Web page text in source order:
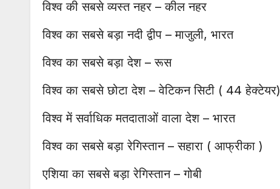
विश्व की सबसे व्यस्त नहर – कील नहर
विश्व का सबसे बड़ा नदी द्वीप – माजुली, भारत
विश्व का सबसे बड़ा देश – रूस
विश्व का सबसे छोटा देश – वेटिकन सिटी ( 44 हेक्टेयर)
विश्व में सर्वाधिक मतदाताओं वाला देश – भारत
विश्व का सबसे बड़ा रेगिस्तान – सहारा ( आफ्रीका )
एशिया का सबसे बड़ा रेगिस्तान – गोबी